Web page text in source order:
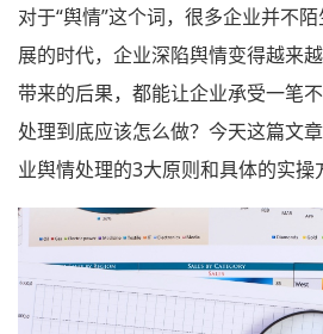
对于“舆情”这个词，很多企业并不
展的时代，企业深陷舆情变得越来
带来的后果，都能让企业承受一笔
处理到底应该怎么做？今天这篇文
业舆情处理的3大原则和具体的实操